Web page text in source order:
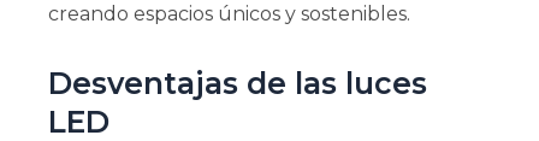
creando espacios únicos y sostenibles.
Desventajas de las luces
LED